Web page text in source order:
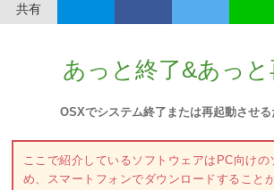
共有
あっと終了&あっと
OSXでシステム終了または再起動させる
ここで紹介しているソフトウェアはPC向けの
め、スマートフォンでダウンロードすること